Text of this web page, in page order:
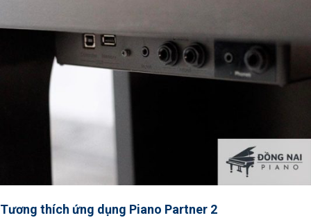
Tương thích ứng dụng Piano Partner 2